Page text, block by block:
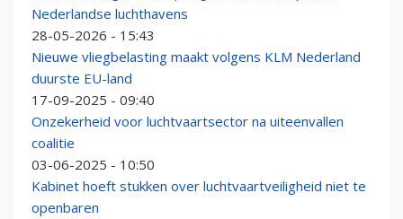
Nederlandse luchthavens
28-05-2026 - 15:43
Nieuwe vliegbelasting maakt volgens KLM Nederland
duurste EU-land
17-09-2025 - 09:40
Onzekerheid voor luchtvaartsector na uiteenvallen
coalitie
03-06-2025 - 10:50
Kabinet hoeft stukken over luchtvaartveiligheid niet te
openbaren